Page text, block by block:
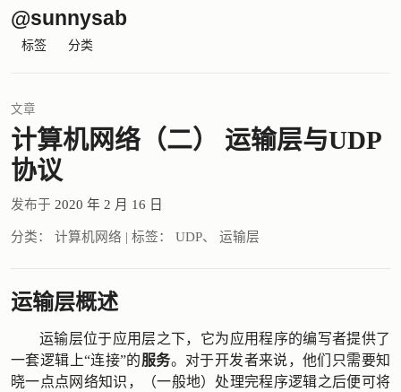
@sunnysab
标签 分类
文章
计算机网络（二） 运输层与UDP
协议
发布于 2020 年 2 月 16 日
分类： 计算机网络 | 标签： UDP、 运输层
运输层概述
运输层位于应用层之下，它为应用程序的编写者提供了
一套逻辑上“连接”的服务。对于开发者来说，他们只需要知
晓一点点网络知识，（一般地）处理完程序逻辑之后便可将